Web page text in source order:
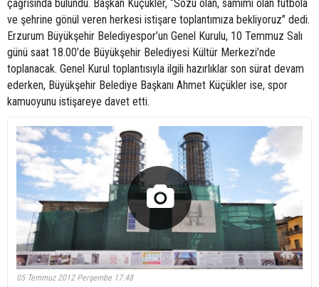
çağrısında bulundu. Başkan Küçükler, “Sözü olan, samimi olan futbola
ve şehrine gönül veren herkesi istişare toplantımıza bekliyoruz” dedi.
Erzurum Büyükşehir Belediyespor’un Genel Kurulu, 10 Temmuz Salı
günü saat 18.00’de Büyükşehir Belediyesi Kültür Merkezi’nde
toplanacak. Genel Kurul toplantısıyla ilgili hazırlıklar son sürat devam
ederken, Büyükşehir Belediye Başkanı Ahmet Küçükler ise, spor
kamuoyunu istişareye davet etti.
05 Temmuz 2012 Perşembe 17:48